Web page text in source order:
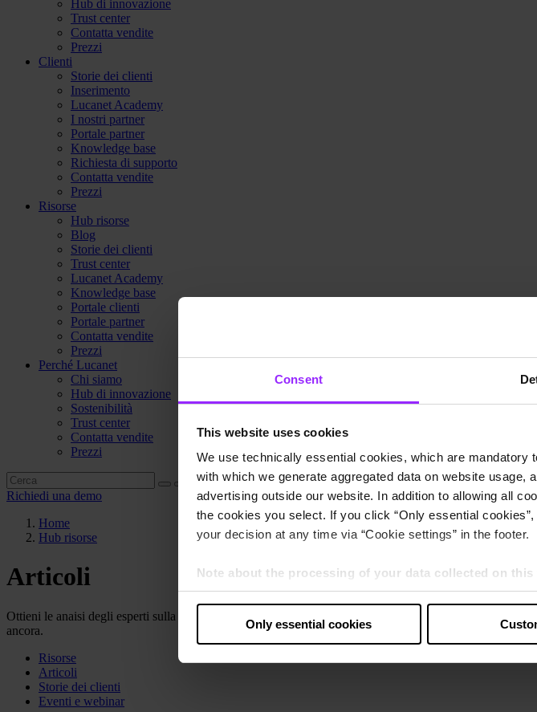
Consent
This website uses cookies
We use technically essential cookies, which are
with which we generate aggregated data on website
advertising outside our website. In addition to allowing all
the cookies you select. If you click “Only essential
your decision at any time via “Cookie settings” in the footer.
Note about the processing of your data collected on this
By clicking “Allow all cookies” you also agree that your
judges the USA to be a country with a level of data
that your data may be processed by US authorities.
Only essential cookies
Hub di innovazione
Trust center
Contatta vendite
Prezzi
Clienti
Storie dei clienti
Inserimento
Lucanet Academy
I nostri partner
Portale partner
Knowledge base
Richiesta di supporto
Contatta vendite
Prezzi
Risorse
Hub risorse
Blog
Storie dei clienti
Trust center
Lucanet Academy
Knowledge base
Portale clienti
Portale partner
Contatta vendite
Prezzi
Perché Lucanet
Chi siamo
Hub di innovazione
Sostenibilità
Trust center
Contatta vendite
Prezzi
Richiedi una demo
Home
Hub risorse
Articoli
Ottieni le anaisi degli esperti sulla tua attività, nel formato che preferisci. Gli articoli del nostro blog
ancora.
Risorse
Articoli
Storie dei clienti
Eventi e webinar